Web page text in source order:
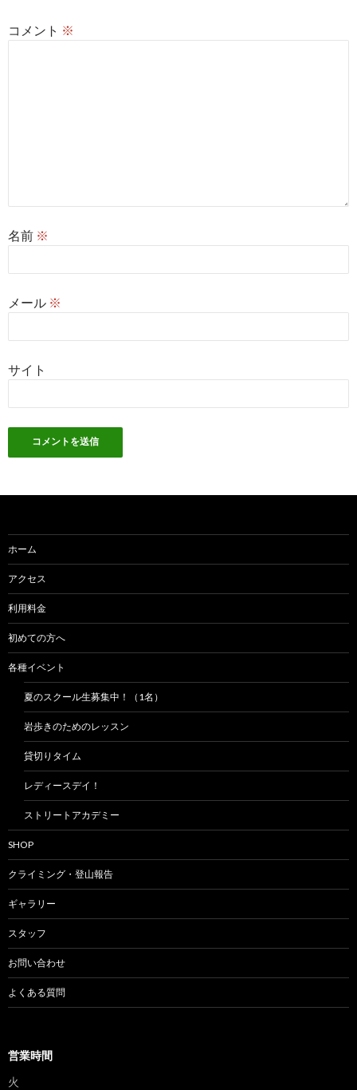
コメント ※
名前 ※
メール ※
サイト
ホーム
アクセス
利用料金
初めての方へ
各種イベント
夏のスクール生募集中！（1名）
岩歩きのためのレッスン
貸切りタイム
レディースデイ！
ストリートアカデミー
SHOP
クライミング・登山報告
ギャラリー
スタッフ
お問い合わせ
よくある質問
営業時間
火